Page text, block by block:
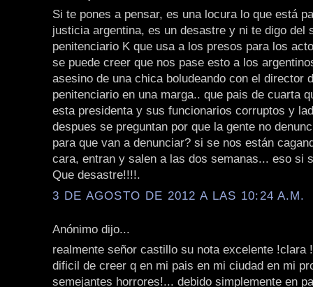
Si te pones a pensar, es una locura lo que está
justicia argentina, es un desastre y ni te digo del
penitenciario K que usa a los presos para los
se puede creer que nos pase esto a los
asesino de una chica boludeando con el director
penitenciario en una marga.. que pais de cuarta
esta presidenta y sus funcionarios corruptos y
despues se preguntan por que la gente no
para que van a denunciar? si se nos están
cara, entran y salen a las dos semanas... eso si
Que desastre!!!!.
3 DE AGOSTO DE 2012 A LAS 10:24 A.M.
Anónimo dijo...
realmente señor castillo su nota excelente !clara
dificil de creer q en mi pais en mi ciudad en mi
semejantes horrores!... debido simplemente en